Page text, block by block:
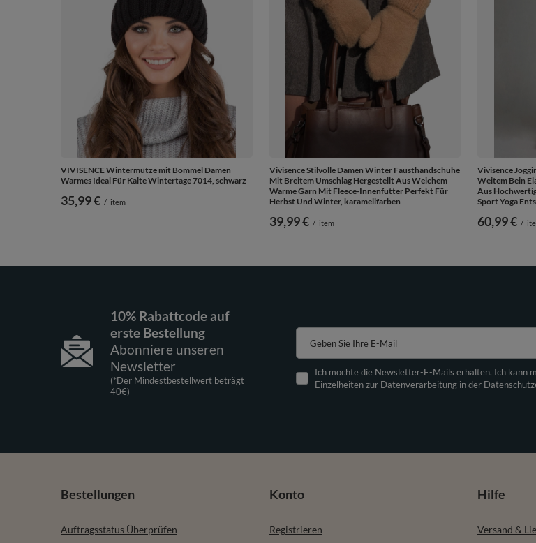
VIVISENCE Wintermütze mit Bommel Damen
Warmes Ideal Für Kalte Wintertage 7014, schwarz
35,99 € / item
Vivisence Stilvolle Damen Winter Fausthandschuhe
Mit Breitem Umschlag Hergestellt Aus Weichem
Warme Garn Mit Fleece-Innenfutter Perfekt Für
Herbst Und Winter, karamellfarben
39,99 € / item
Vivisence
Weitem Bein
Aus
Sport Yoga
60,99 € /
10% Rabattcode auf
erste Bestellung
Abonniere unseren
Newsletter
(*Der Mindestbestellwert beträgt
40€)
Geben Sie Ihre E-Mail
Ich möchte die Newsletter-E-Mails erhalten. Ich kann
Einzelheiten zur Datenverarbeitung in der
Bestellungen
Auftragsstatus Überprüfen
Konto
Registrieren
Hilfe
Versand &